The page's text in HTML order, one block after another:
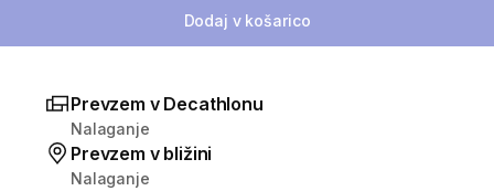
Dodaj v košarico
Prevzem v Decathlonu
Nalaganje
Prevzem v bližini
Nalaganje